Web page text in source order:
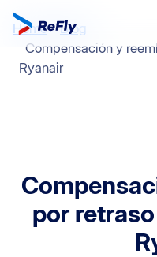
Home
Blog
Compensación y
Ryanair
por